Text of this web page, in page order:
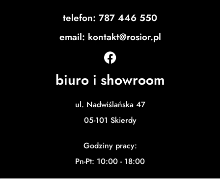
telefon: 787 446 550
email: kontakt@rosior.pl
biuro i showroom
ul. Nadwiślańska 47
05-101 Skierdy
Godziny pracy:
Pn-Pt: 10:00 - 18:00